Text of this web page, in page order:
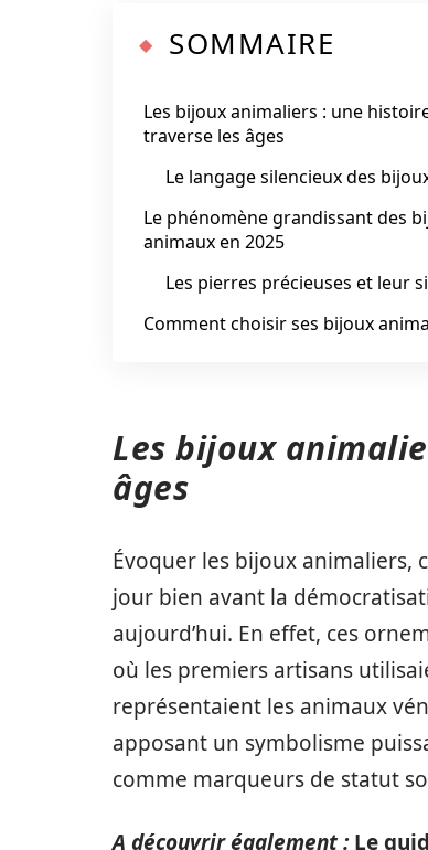
SOMMAIRE
Les bijoux animaliers : une
traverse les âges
Le langage silencieux des
Le phénomène grandissant des
animaux en 2025
Les pierres précieuses et leur
Comment choisir ses bijoux
Les bijoux
âges
Évoquer les bijoux animaliers,
jour bien avant la
aujourd’hui. En effet, ces
où les premiers artisans
représentaient les animaux
apposant un symbolisme
comme marqueurs de statut
A découvrir également : Le